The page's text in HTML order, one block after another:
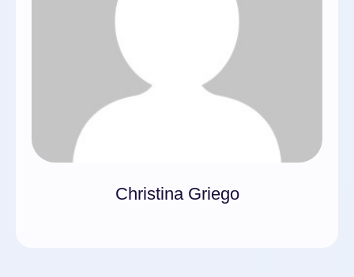
Christina Griego